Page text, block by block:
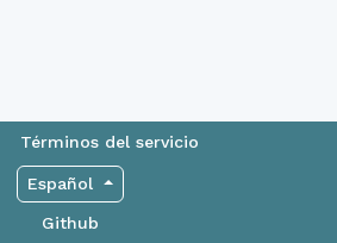
Términos del servicio
Español
Github